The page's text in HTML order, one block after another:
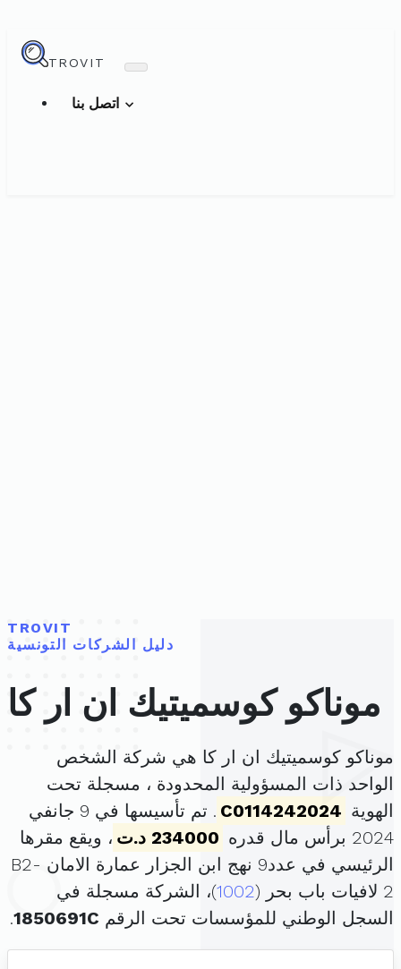
TROVIT
TROVIT
دليل الشركات التونسية
موناكو كوسميتيك ان ار كا
موناكو كوسميتيك ان ار كا هي شركة الشخص
الواحد ذات المسؤولية المحدودة ، مسجلة تحت
الهوية C0114242024
. تم تأسيسها في 9 جانفي
2024 برأس مال قدره
234000 د.ت
، ويقع مقرها
الرئيسي في عدد9 نهج ابن الجزار عمارة الامان B2-
2 لافيات باب بحر (
1002)، الشركة مسجلة في
السجل الوطني للمؤسسات تحت الرقم 1850691C
.